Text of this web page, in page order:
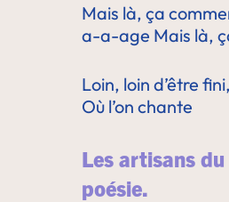
Mais là, ça
a-a-age Mais là,
Loin, loin d’être
Où l’on chante
Les artisans
poésie.